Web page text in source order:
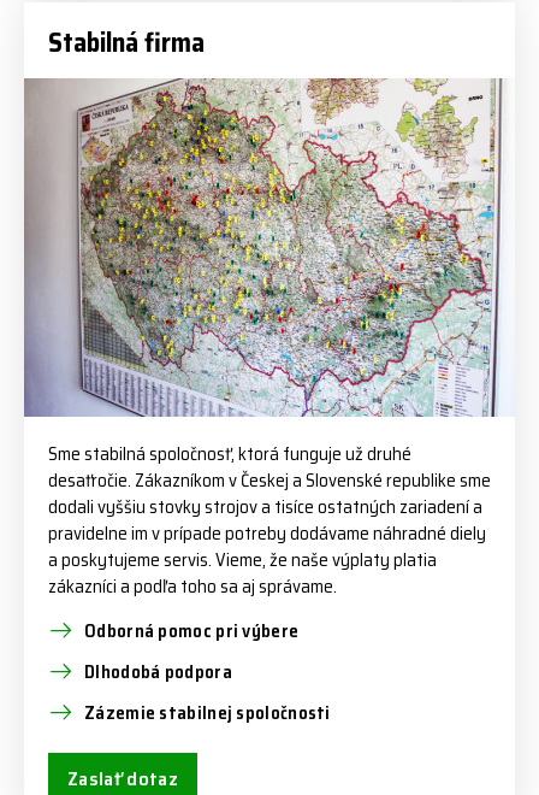
Stabilná firma
Sme stabilná spoločnosť, ktorá funguje už druhé
desaťročie. Zákazníkom v Českej a Slovenské republike sme
dodali vyššiu stovky strojov a tisíce ostatných zariadení a
pravidelne im v prípade potreby dodávame náhradné diely
a poskytujeme servis. Vieme, že naše výplaty platia
zákazníci a podľa toho sa aj správame.
Odborná pomoc pri výbere
Dlhodobá podpora
Zázemie stabilnej spoločnosti
Zaslať dotaz